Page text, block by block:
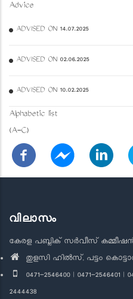
Advice
ADVISED ON 14.07.2025
ADVISED ON 02.06.2025
ADVISED ON 10.02.2025
Alphabetic list
(A-C)
വിലാസം
കേരള പബ്ലിക് സർവീസ്
തുളസി ഹിൽസ്, പട്ടം
0471-2546400 | 0471-2546401 |
2444438